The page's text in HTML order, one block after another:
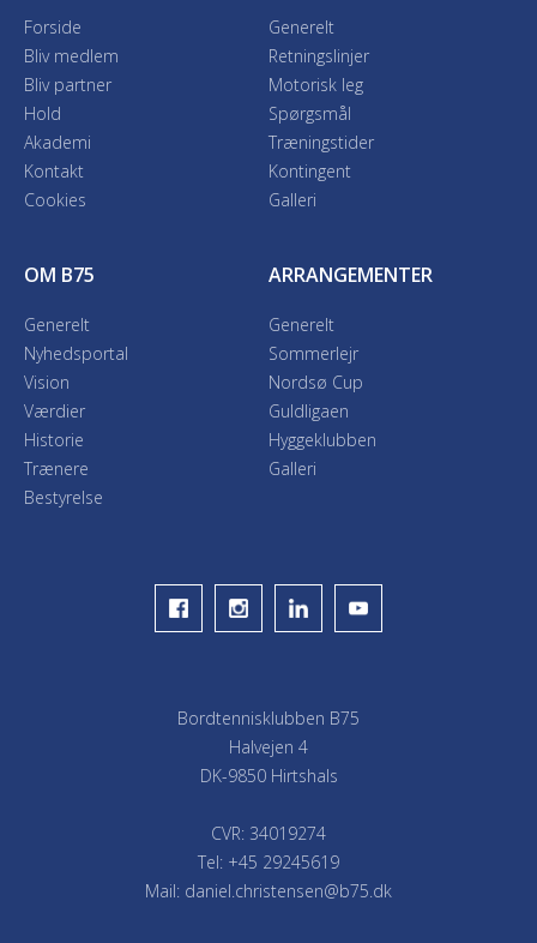
Forside
Bliv medlem
Bliv partner
Hold
Akademi
Kontakt
Cookies
Generelt
Retningslinjer
Motorisk leg
Spørgsmål
Træningstider
Kontingent
Galleri
OM B75
Generelt
Nyhedsportal
Vision
Værdier
Historie
Trænere
Bestyrelse
ARRANGEMENTER
Generelt
Sommerlejr
Nordsø Cup
Guldligaen
Hyggeklubben
Galleri
Bordtennisklubben B75
Halvejen 4
DK-9850 Hirtshals
CVR: 34019274
Tel: +45 29245619
Mail: daniel.christensen@b75.dk